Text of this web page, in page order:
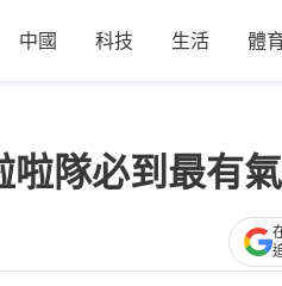
中國 科技 生活 體
隊必到最有